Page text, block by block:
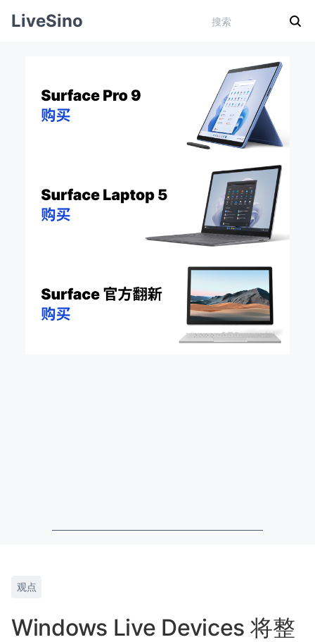
LiveSino
观点
Windows Live Devices 将整